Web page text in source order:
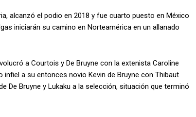
alcanzó el podio en 2018 y fue cuarto puesto en México
iniciarán su camino en Norteamérica en un allanado
a Courtois y De Bruyne con la extenista Caroline
a su entonces novio Kevin de Bruyne con Thibaut
De Bruyne y Lukaku a la selección, situación que terminó